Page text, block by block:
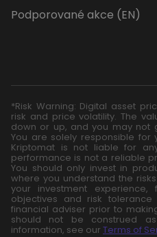
Podporované akce (EN)
*Risk Warning: Digital asset
risk and price volatility. The
down or up, and you may not
You are solely responsible for
Kriptomat is not liable for
performance is not a reliable
You should only invest in
where you understand the
your investment experience,
objectives and risk
financial adviser prior to
should not be construed
information, see our Terms of